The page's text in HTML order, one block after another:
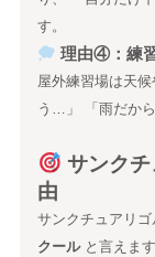
す。
理由④：練
屋外練習場は天
う…」 「雨だか
サンク
由
サンクチュアリ
クールと言えます